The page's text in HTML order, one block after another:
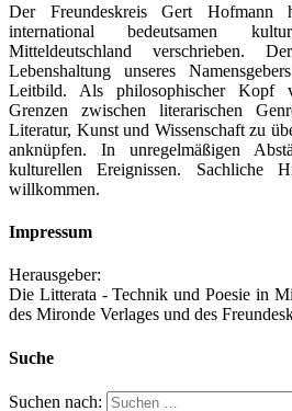
Der Freundeskreis Gert
international bedeutsamen
Mitteldeutschland verschrieben.
Lebenshaltung unseres
Leitbild. Als philosophischer Kopf
Grenzen zwischen literarischen
Literatur, Kunst und Wissenschaft zu
anknüpfen. In unregelmäßigen
kulturellen Ereignissen. Sachliche
willkommen.
Impressum
Herausgeber:
Die Litterata - Technik und Poesie in
des Mironde Verlages und des
Suche
Suchen nach: